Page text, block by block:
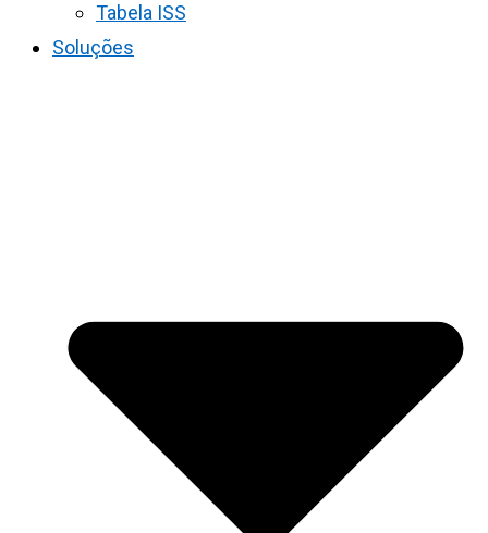
Tabela ISS
Soluções